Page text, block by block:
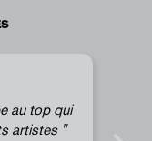
Super !